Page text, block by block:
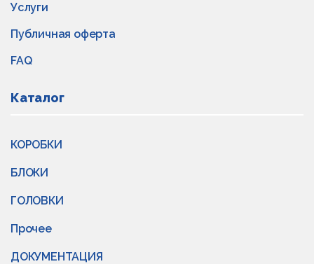
Услуги
Публичная оферта
FAQ
Каталог
КОРОБКИ
БЛОКИ
ГОЛОВКИ
Прочее
ДОКУМЕНТАЦИЯ